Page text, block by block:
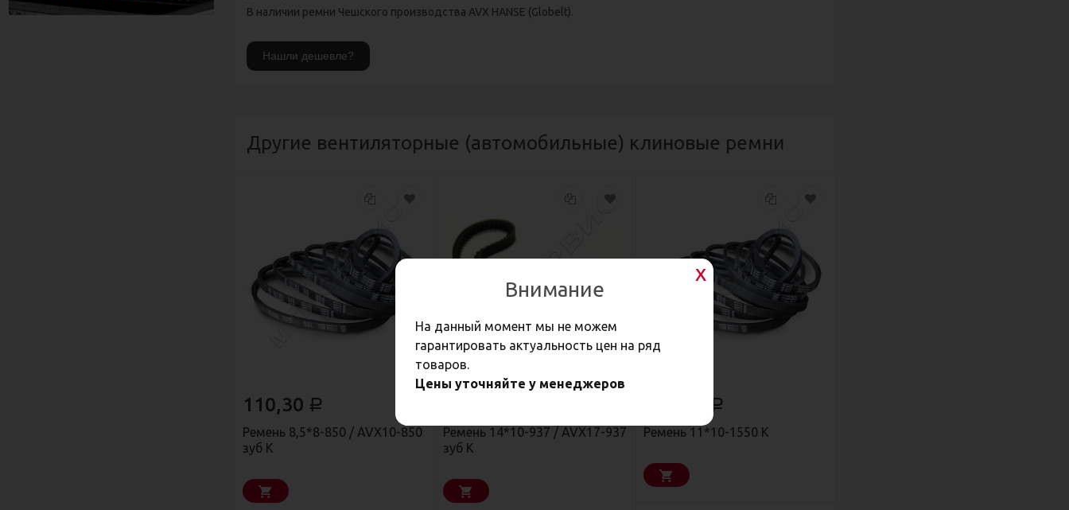
В наличии ремни Чешского производства AVX HANSE (Globelt).
Другие вентиляторные (автомобильные) клиновые ремни
110,30 Р
Ремень 8,5*8-850 / AVX10-850
зуб К
Ремень 14*10-937 / AVX17-937
зуб К
Р
Ремень 11*10-1550 К
Внимание
На данный момент мы не можем
гарантировать актуальность цен на ряд
товаров.
Цены уточняйте у менеджеров